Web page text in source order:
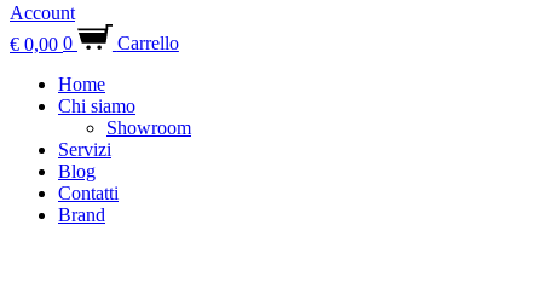
Account
€ 0,00 0
Carrello
Home
Chi siamo
Showroom
Servizi
Blog
Contatti
Brand